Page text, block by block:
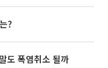
?
도 폭염취소 될까